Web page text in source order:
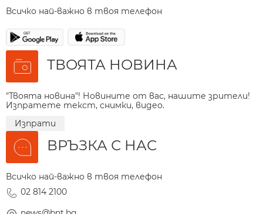
Всичко най-важно в твоя телефон
ТВОЯТА НОВИНА
"Твоята новина"! Новините от вас, нашите зрители!
Изпратете текст, снимки, видео.
Изпрати
ВРЪЗКА С НАС
Всичко най-важно в твоя телефон
02 814 2100